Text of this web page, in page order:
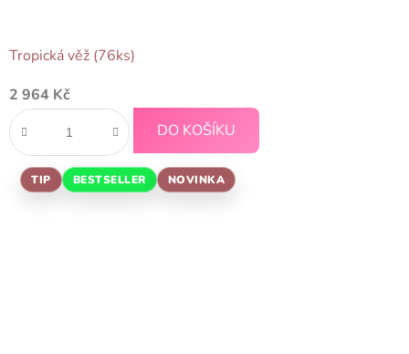
Tropická věž (76ks)
2 964 Kč
DO KOŠÍKU
TIP BESTSELLER NOVINKA